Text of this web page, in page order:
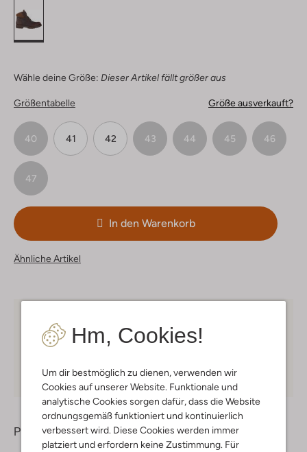
Hm, Cookies!
Um dir bestmöglich zu dienen, verwenden wir
Cookies auf unserer Website. Funktionale und
analytische Cookies sorgen dafür, dass die Website
ordnungsgemäß funktioniert und kontinuierlich
verbessert wird. Diese Cookies werden immer
platziert und erfordern keine Zustimmung. Für
Wähle deine Größe: Dieser Artikel fällt größer aus
Größentabelle Größe ausverkauft?
40 41 42 43 44 45 46
47
In den Warenkorb
Ähnliche Artikel
Kostenloser Versand
Mitglieder in Deutschland
Produktinformation